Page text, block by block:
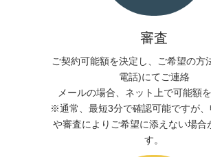
審査
ご契約可能額を決定し、ご希望の方
電話)にてご連絡
メールの場合、ネット上で可能額
※通常、最短3分で確認可能ですが、
や審査によりご希望に添えない場合
す。